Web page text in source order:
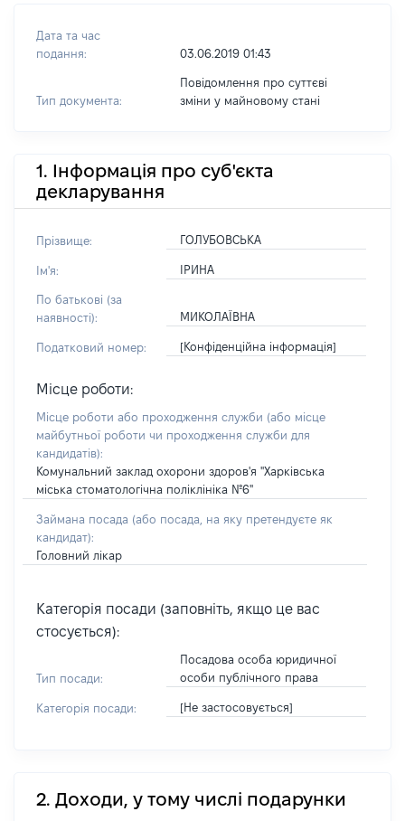
Дата та час
подання:
03.06.2019 01:43
Тип документа:
Повідомлення про суттєві
зміни y майновому стані
1. Інформація про суб'єкта
декларування
Прізвище: ГОЛУБОВСЬКА
Ім'я: ІРИНА
По батькові (за
наявності):
МИКОЛАЇВНА
Податковий номер: [Конфіденційна інформація]
Місце роботи:
Місце роботи або проходження служби (або місце
майбутньої роботи чи проходження служби для
кандидатів):
Комунальний заклад охорони здоров'я "Харківська
міська стоматологічна поліклініка №6"
Займана посада (або посада, на яку претендуєте як
кандидат):
Головний лікар
Категорія посади (заповніть, якщо це вас
стосується):
Тип посади:
Посадова особа юридичної
особи публічного права
Категорія посади: [Не застосовується]
2. Доходи, у тому числі подарунки